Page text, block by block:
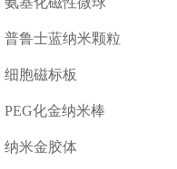
普鲁士蓝纳米颗粒
细胞磁标板
PEG化金纳米棒
纳米金胶体